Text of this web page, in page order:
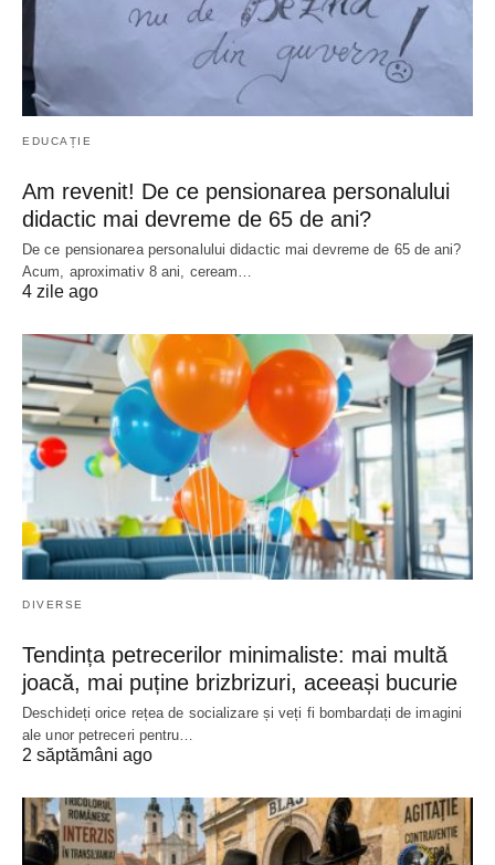
EDUCAȚIE
Am revenit! De ce pensionarea personalului
didactic mai devreme de 65 de ani?
De ce pensionarea personalului didactic mai devreme de 65 de ani?
Acum, aproximativ 8 ani, ceream…
4 zile ago
DIVERSE
Tendința petrecerilor minimaliste: mai multă
joacă, mai puține brizbrizuri, aceeași bucurie
Deschideți orice rețea de socializare și veți fi bombardați de imagini
ale unor petreceri pentru…
2 săptămâni ago